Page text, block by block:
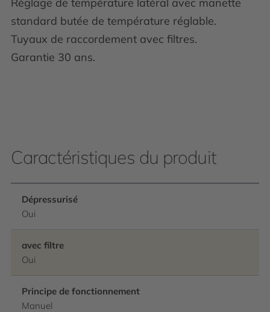
standard butée de température réglable.
Tuyaux de raccordement avec filtres.
Garantie 30 ans.
Caractéristiques du produit
Dépressurisé
Oui
avec filtre
Oui
Principe de fonctionnement
Manuel